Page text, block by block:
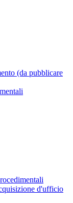
(da pubblicare
d'ufficio